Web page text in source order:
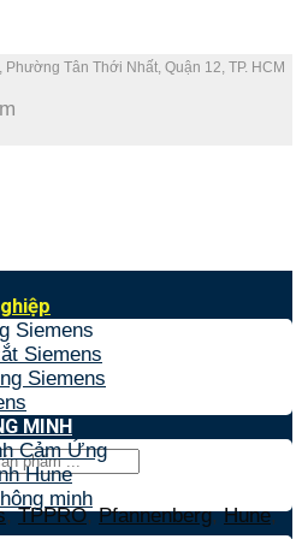
Tân Thới Nhất, Quận 12, TP. HCM
,TPPRO,Pfannenberg,Hune,
Siemens
Siemens
Siemens
MINH
Cảm Ứng
Hune
minh